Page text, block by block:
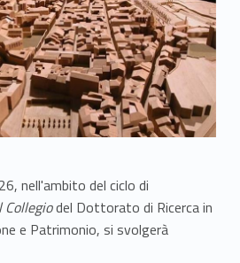
nell'ambito del ciclo di
Collegiodel Dottorato di Ricerca in
e Patrimonio, si svolgerà